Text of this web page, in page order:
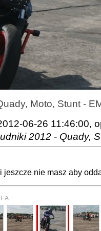
Moto, Stunt -
06-26 11:46:00,
2012 - Quady,
jeszcze nie masz aby